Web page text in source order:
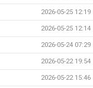
2026-05-25 12:19
2026-05-25 12:14
2026-05-24 07:29
2026-05-22 19:54
2026-05-22 15:46